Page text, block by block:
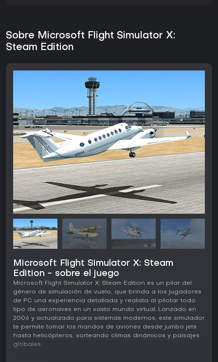
Sobre Microsoft Flight Simulator X:
Steam Edition
Microsoft Flight Simulator X: Steam
Edition - sobre el juego
Microsoft Flight Simulator X: Steam Edition es un pilar del
género de simulación de vuelo, que brinda a los jugadores
de PC una experiencia detallada y realista al pilotar todo
tipo de aeronaves en un vasto mundo virtual. Lanzado en
2006 y actualizado para sistemas modernos, este simulador
te permite tomar los mandos de aviones desde jumbo jets
hasta helicópteros, sorteando climas dinámicos y paisajes
globales.